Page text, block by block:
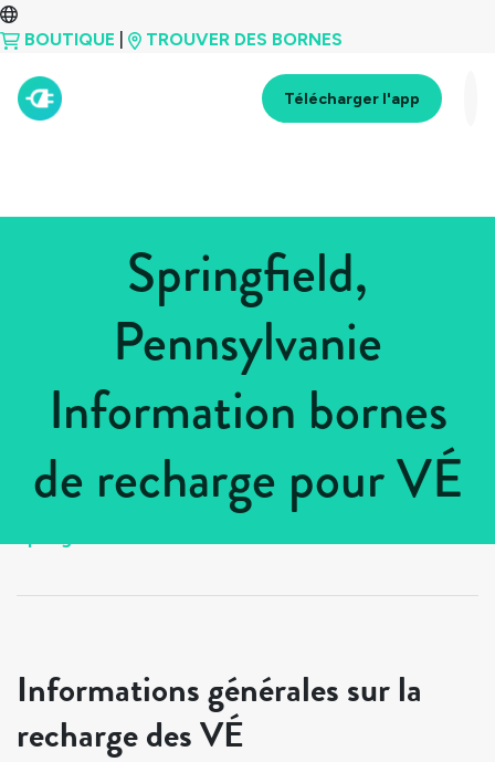
BOUTIQUE TROUVER DES BORNES
Télécharger l'app
Springfield,
Pennsylvanie
Information bornes
de recharge pour VÉ
États-Unis > Pennsylvanie
Informations générales sur la
recharge des VÉ